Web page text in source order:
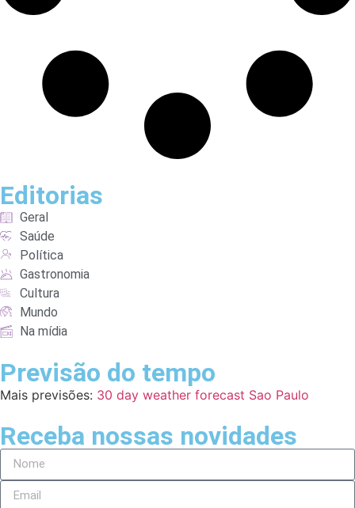
Editorias
Geral
Saúde
Política
Gastronomia
Cultura
Mundo
Na mídia
Previsão do tempo
Mais previsões: 30 day weather forecast Sao Paulo
Receba nossas novidades